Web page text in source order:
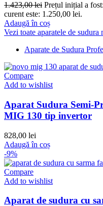
1.423,00lei Prețul inițial a
curent este: 1.250,00 lei.
Adaugă în coș
Vezi toate aparatele de
Aparate de Sudura
Compare
Add to wishlist
Aparat Sudura Semi-
MIG 130 tip invertor
828,00 lei
Adaugă în coș
-9%
Compare
Add to wishlist
Aparat de sudura cu